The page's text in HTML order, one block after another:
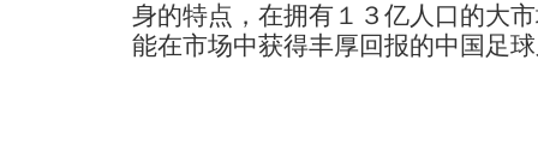
身的特点，在拥有１３亿人口的大
能在市场中获得丰厚回报的中国足